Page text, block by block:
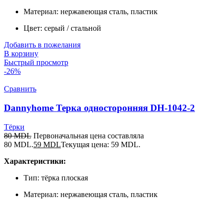
Материал: нержавеющая сталь, пластик
Цвет: серый / стальной
Добавить в пожелания
В корзину
Быстрый просмотр
-26%
Сравнить
Dannyhome Терка односторонняя DH-1042-2
Тёрки
80MDL Первоначальная цена составляла
80 MDL.59 MDLТекущая цена: 59 MDL.
Характеристики:
Тип: тёрка плоская
Материал: нержавеющая сталь, пластик